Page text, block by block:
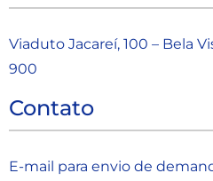
Viaduto Jacareí, 100 – Bela
900
Contato
E-mail para envio de